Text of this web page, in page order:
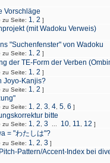
Vorschläge
zu Seite: 1 2 ]
(mit Wadoku Verweis)
"Suchenfenster" von Wadoku
zu Seite: 1 2 ]
der TE-Form der Verben
zu Seite: 1 2 ]
Joyo-Kanjis?
zu Seite: 1 2 ]
zu Seite: 1 2 3 4 5 6 ]
bitte
zu Seite: 1 2 3 10 11 12 ]
= "わたしは"?
zu Seite: 1 2 3 ]
Pattern/Accent-Index bei